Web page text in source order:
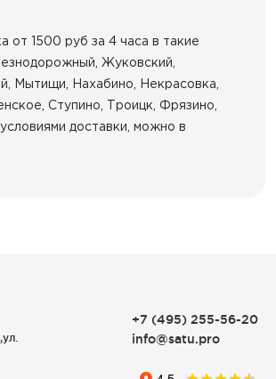
от 1500 руб за 4 часа в такие
Жуковский,
Мытищи, Нахабино, Некрасовка,
Ступино, Троицк, Фрязино,
доставки, можно в
+7 (495) 255-56-20
info@satu.pro